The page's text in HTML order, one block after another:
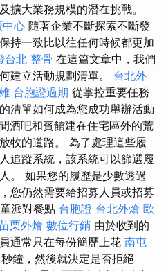
擴大業務規模的潛在挑戰。
中心 隨著企業不斷探索不斷發
持一致比以往任何時候都更加
台北 整骨 在這篇文章中，我們
建立活動規劃清單。 台北外
台胞證過期 從掌控重要任務
清單如何成為您成功舉辦活動
酒吧和賓館建在住宅區外的荒
牧的道路。 為了處理這些履
追蹤系統，該系統可以篩選履
。 如果您的履歷是少數透過
您仍然需要給招募人員或招募
派對餐點 台胞證 台北外燴 歐
栗外燴 數位行銷 由於收到的
通常只在每份簡歷上花 南屯
鐘，然後就決定是否拒絕